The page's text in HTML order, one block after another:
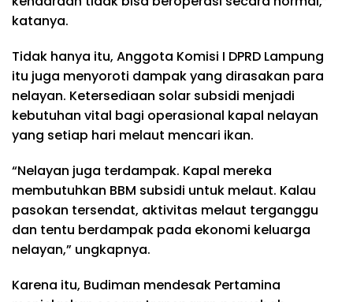
katanya.
Tidak hanya itu, Anggota Komisi I DPRD Lampung
itu juga menyoroti dampak yang dirasakan para
nelayan. Ketersediaan solar subsidi menjadi
kebutuhan vital bagi operasional kapal nelayan
yang setiap hari melaut mencari ikan.
“Nelayan juga terdampak. Kapal mereka
membutuhkan BBM subsidi untuk melaut. Kalau
pasokan tersendat, aktivitas melaut terganggu
dan tentu berdampak pada ekonomi keluarga
nelayan,” ungkapnya.
Karena itu, Budiman mendesak Pertamina